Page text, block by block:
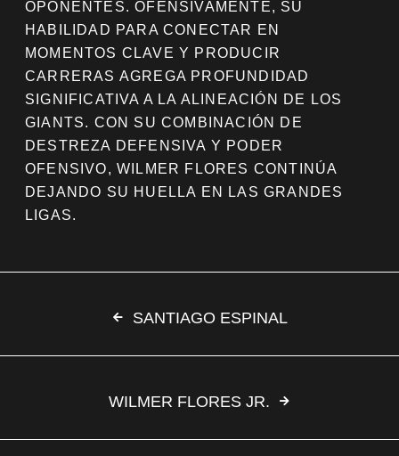
OPONENTES. OFENSIVAMENTE, SU
HABILIDAD PARA CONECTAR EN
MOMENTOS CLAVE Y PRODUCIR
CARRERAS AGREGA PROFUNDIDAD
SIGNIFICATIVA A LA ALINEACIÓN DE LOS
GIANTS. CON SU COMBINACIÓN DE
DESTREZA DEFENSIVA Y PODER
OFENSIVO, WILMER FLORES CONTINÚA
DEJANDO SU HUELLA EN LAS GRANDES
LIGAS.
SANTIAGO ESPINAL
WILMER FLORES JR.